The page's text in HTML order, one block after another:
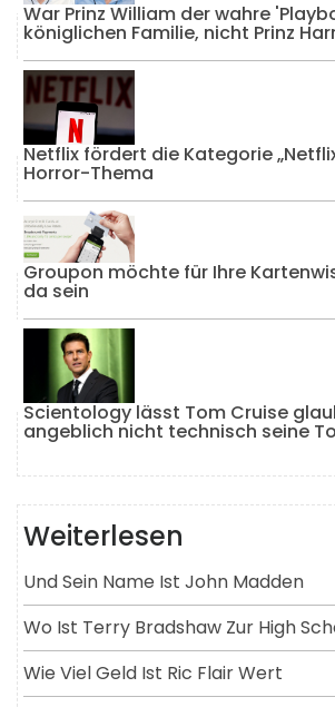
War Prinz William der wahre
königlichen Familie, nicht Prinz
Netflix fördert die Kategorie
Horror-Thema
Groupon möchte für Ihre
da sein
Scientology lässt Tom Cruise
angeblich nicht technisch seine
Weiterlesen
Und Sein Name Ist John Madden
Wo Ist Terry Bradshaw Zur High
Wie Viel Geld Ist Ric Flair Wert